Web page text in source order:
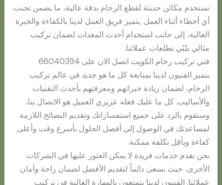
نستخدم مكائن حديثة لقطع الرخام بدقة عالية، ما يضمن تجنب
أي أخطاء أثناء العمل. يتميز فريق العمل لدينا بالكفاءة والخبرة
العالية، إلى جانب استخدام أحدث المعدات لضمان تركيب
مثالي يلبّي تطلعات عملائنا.
فني تركيب رخام الكويت اتصل الان على 66040394
يتميز الفنيون لدينا بمتابعة كل ما هو جديد في عالم تركيب
الرخام، لضمان زيادة خبراتهم ومعرفتهم بأحدث التقنيات
والأساليب. كل ما عليك فعله عزيزي العميل هو الاتصال بنا،
وسنقوم بالرد على جميع استفساراتك وتقديم النصائح اللازمة
لمساعدتك في الوصول إلى أفضل الحلول بأسرع وقت وأعلى
كفاءة وبأقل تكلفة ممكنة.
نحن نقدم خدمات فريدة لا يمكن العثور عليها في الشركات
الأخرى، حيث نسعى دائماً لتقديم الأفضل لضمان راحة وأمان
عملائنا. الفنيون لدينا يتمتعون بالمهارة العالية في تركيب